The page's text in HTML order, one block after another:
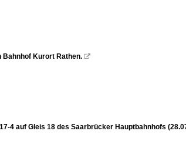
Bahnhof Kurort Rathen. 
4 auf Gleis 18 des Saarbrücker Hauptbahnhofs